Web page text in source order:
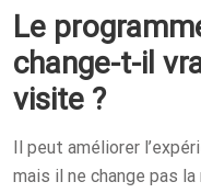
Le
change-t-il
visite ?
Il peut améliorer
mais il ne change pas